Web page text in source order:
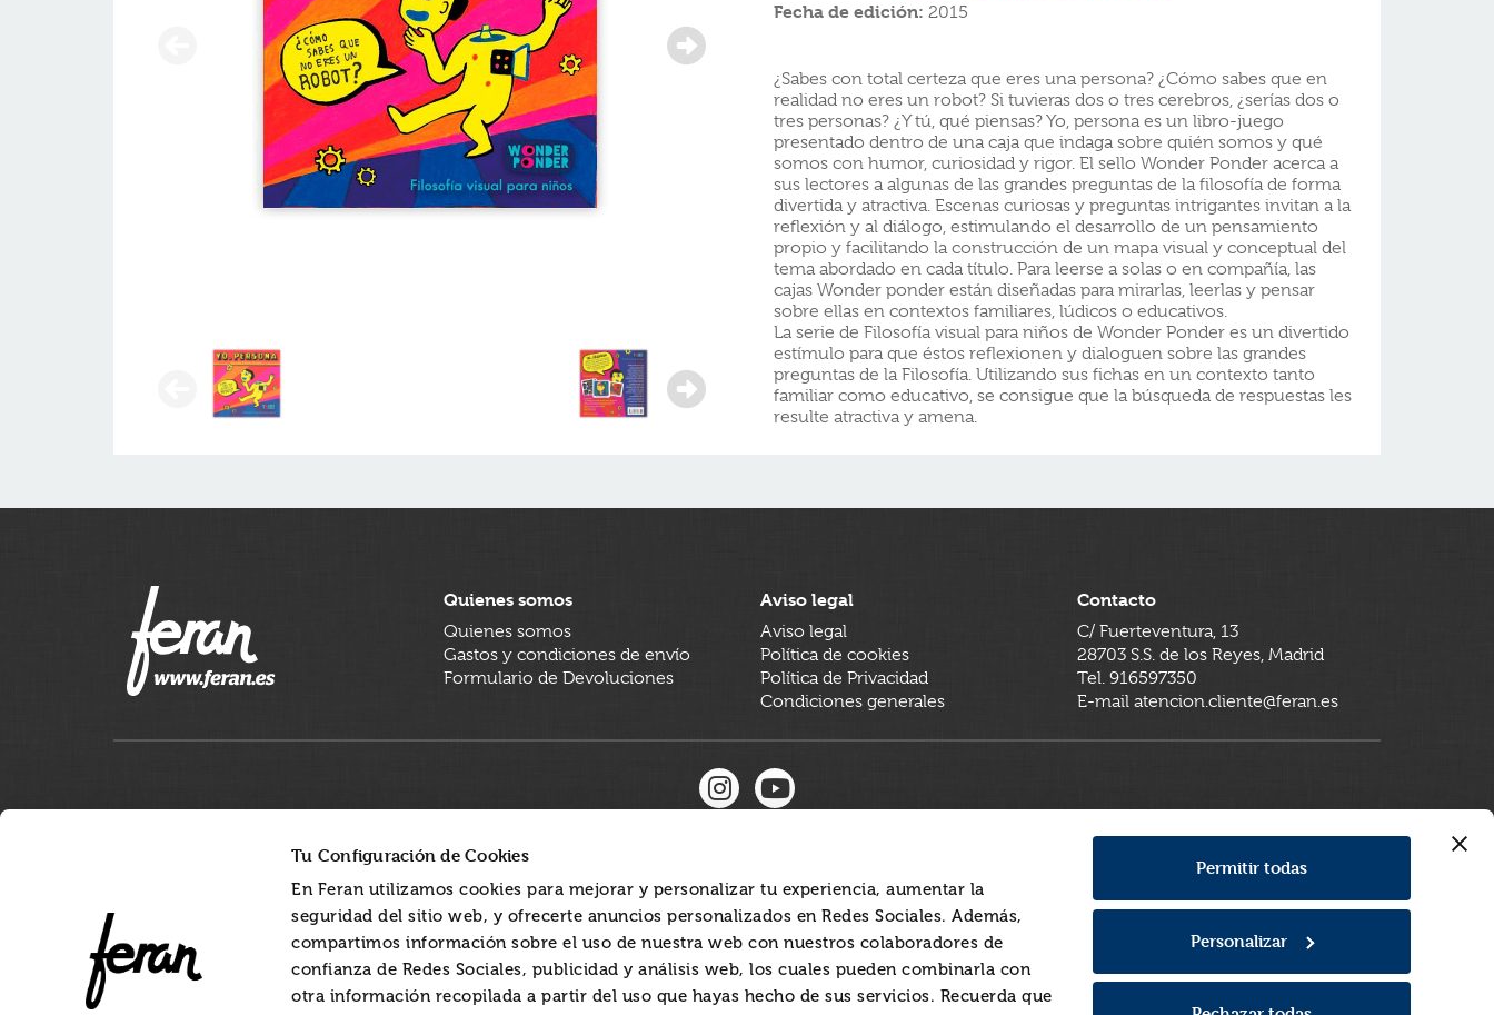
Tu Configuración de Cookies
En Feran utilizamos cookies para mejorar y personalizar tu experiencia, aumentar la
seguridad del sitio web, y ofrecerte anuncios personalizados en Redes Sociales. Además,
compartimos información sobre el uso de nuestra web con nuestros colaboradores de
confianza de Redes Sociales, publicidad y análisis web, los cuales pueden combinarla con
otra información recopilada a partir del uso que hayas hecho de sus servicios. Recuerda que
Permitir todas
Personalizar
Fecha de edición: 2015
¿Sabes con total certeza que eres una persona? ¿Cómo sabes que en
realidad no eres un robot? Si tuvieras dos o tres cerebros, ¿serías dos o
tres personas? ¿Y tú, qué piensas? Yo, persona es un libro-juego
presentado dentro de una caja que indaga sobre quién somos y qué
somos con humor, curiosidad y rigor. El sello Wonder Ponder acerca a
sus lectores a algunas de las grandes preguntas de la filosofía de forma
divertida y atractiva. Escenas curiosas y preguntas intrigantes invitan a la
reflexión y al diálogo, estimulando el desarrollo de un pensamiento
propio y facilitando la construcción de un mapa visual y conceptual del
tema abordado en cada título. Para leerse a solas o en compañía, las
cajas Wonder ponder están diseñadas para mirarlas, leerlas y pensar
sobre ellas en contextos familiares, lúdicos o educativos.
La serie de Filosofía visual para niños de Wonder Ponder es un divertido
estímulo para que éstos reflexionen y dialoguen sobre las grandes
preguntas de la Filosofía. Utilizando sus fichas en un contexto tanto
familiar como educativo, se consigue que la búsqueda de respuestas les
resulte atractiva y amena.
Quienes somos
Quienes somos
Gastos y condiciones de envío
Formulario de Devoluciones
Aviso legal
Aviso legal
Política de cookies
Política de Privacidad
Condiciones generales
Contacto
C/ Fuerteventura, 13
28703 S.S. de los Reyes, Madrid
Tel. 916597350
E-mail atencion.cliente@feran.es